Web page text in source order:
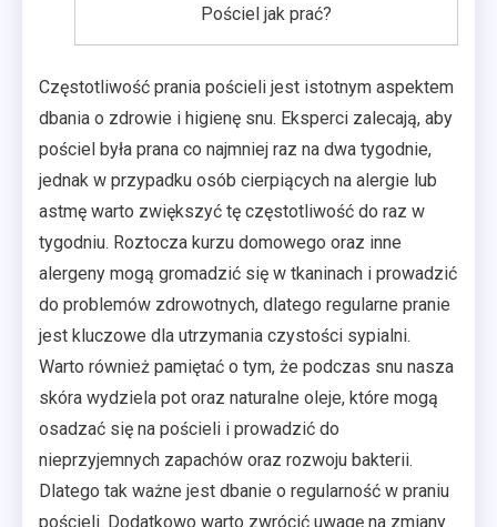
Pościel jak prać?
Częstotliwość prania pościeli jest istotnym aspektem
dbania o zdrowie i higienę snu. Eksperci zalecają, aby
pościel była prana co najmniej raz na dwa tygodnie,
jednak w przypadku osób cierpiących na alergie lub
astmę warto zwiększyć tę częstotliwość do raz w
tygodniu. Roztocza kurzu domowego oraz inne
alergeny mogą gromadzić się w tkaninach i prowadzić
do problemów zdrowotnych, dlatego regularne pranie
jest kluczowe dla utrzymania czystości sypialni.
Warto również pamiętać o tym, że podczas snu nasza
skóra wydziela pot oraz naturalne oleje, które mogą
osadzać się na pościeli i prowadzić do
nieprzyjemnych zapachów oraz rozwoju bakterii.
Dlatego tak ważne jest dbanie o regularność w praniu
pościeli. Dodatkowo warto zwrócić uwagę na zmiany